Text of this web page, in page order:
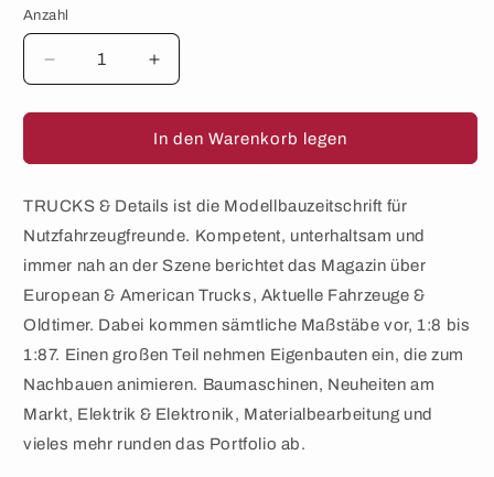
Anzahl
Anzahl
Verringere
die
Menge
TRUCKS
Details
–
Ausgabe
02/2025
Erhöhe
die
Menge
für
TRUCKS
Details
–
Ausgabe
02/2025
In den Warenkorb legen
TRUCKS & Details ist die Modellbauzeitschrift für
Nutzfahrzeugfreunde. Kompetent, unterhaltsam und
immer nah an der Szene berichtet das Magazin über
European & American Trucks, Aktuelle Fahrzeuge &
Oldtimer. Dabei kommen sämtliche Maßstäbe vor, 1:8 bis
1:87. Einen großen Teil nehmen Eigenbauten ein, die zum
Nachbauen animieren. Baumaschinen, Neuheiten am
Markt, Elektrik & Elektronik, Materialbearbeitung und
vieles mehr runden das Portfolio ab.